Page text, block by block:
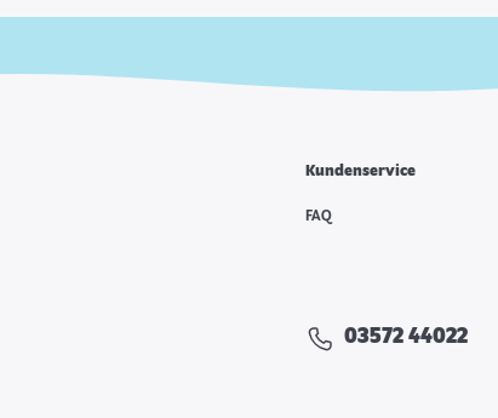
Kundenservice
FAQ
03572 44022